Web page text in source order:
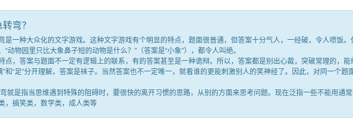
弯？
一种大众化的文字游戏。这种文字游戏有个明显的特点，题面很普通，但答案十分气人，一经破，令人喷饭。
“动物园里只比大象鼻子短的动物是什么？”（答案是“小象”），都令人叫绝。
，答案与题面不一定有逻辑上的联系，有的答案甚至是一种诡辩。所以，答案都是别出心裁，突破常理的，能
”和“足”分开理解，答案是袜子。当然答案也不一定唯一，就看谁的更能刺激别人的笑神经了。因此，对同一个
是指当思维遇到特殊的阻碍时，要很快的离开习惯的思路，从别的方面来思考问题。现在泛指一些不能用通
，搞笑类，数学类，成人类等